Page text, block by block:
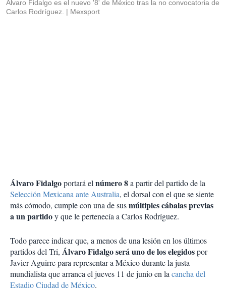
Álvaro Fidalgo es el nuevo '8' de México tras la no convocatoria de
Carlos Rodríguez.
Mexsport
Álvaro Fidalgoportará elnúmero 8a partir del partido de la
Selección Mexicana ante Australia, el dorsal con el que se siente
más cómodo, cumple con una de susmúltiples cábalas previas
a un partidoy que le pertenecía a Carlos Rodríguez.
Todo parece indicar que, a menos de una lesión en los últimos
partidos del Tri, Álvaro Fidalgo será uno de los elegidospor
Javier Aguirre para representar a México durante la justa
mundialista que arranca el jueves 11 de junio en lacancha del
Estadio Ciudad de México.